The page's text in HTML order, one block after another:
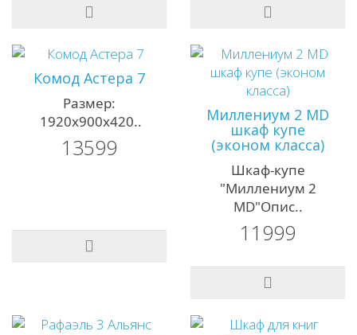
Комод Астера 7
Размер:
1920х900х420..
13599
Миллениум 2 MD
шкаф купе
(эконом класса)
Шкаф-купе
"Миллениум 2
MD"Опис..
11999